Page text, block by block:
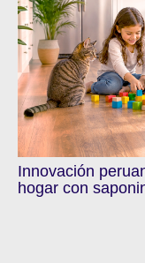
Innovación
hogar con